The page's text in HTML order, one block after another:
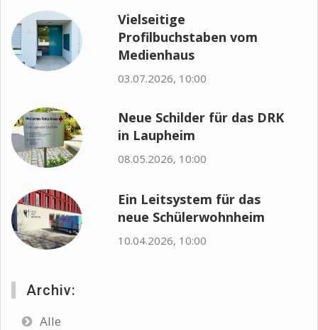
Vielseitige
Profilbuchstaben vom
Medienhaus
03.07.2026, 10:00
Neue Schilder für das DRK
in Laupheim
08.05.2026, 10:00
Ein Leitsystem für das
neue Schülerwohnheim
10.04.2026, 10:00
Archiv:
Alle